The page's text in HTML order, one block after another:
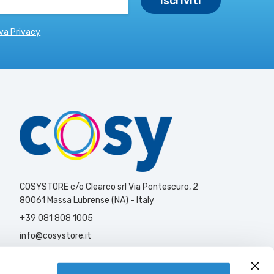
Privacy
COSYSTORE c/o Clearco srl Via Pontescuro, 2
80061 Massa Lubrense (NA) - Italy
+39 081 808 1005
info@cosystore.it